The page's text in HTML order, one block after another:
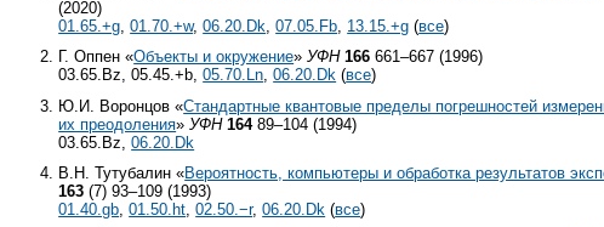
(2020)
01.65.+g,01.70.+w,06.20.Dk,07.05.Fb, 13.15.+g (все)
Г. Оппен «Объекты и окружение»УФН 166 661–667 (1996)
03.65.Bz, 05.45.+b,05.70.Ln,06.20.Dk (все)
Ю.И. Воронцов «Стандартные квантовые пределы погрешностей
их преодоления»УФН 16489–104 (1994)
03.65.Bz,06.20.Dk
В.Н. Тутубалин «Вероятность, компьютеры и обработка результатов
163 (7) 93–109 (1993)
01.40.gb ,01.50.ht ,02.50.−r,06.20.Dk (все)